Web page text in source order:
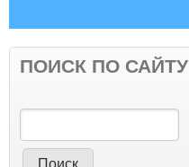
ПОИСК ПО САЙТУ
Поиск